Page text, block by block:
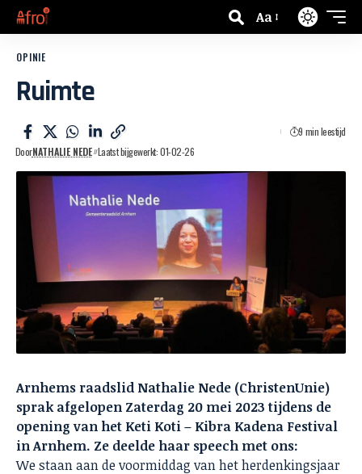
Aa
OPINIE
Ruimte
DoorNATHALIE NEDE Laatst bijgewerkt: 01-02-26
9 min leestijd
Arnhems raadslid Nathalie Nede (ChristenUnie)
sprak afgelopen Zaterdag 20 mei 2023 tijdens de
opening van het Keti Koti – Kibra Kadena Festival
in Arnhem. Ze deelde haar speech met ons:
We staan aan de voormiddag van het herdenkingsjaar